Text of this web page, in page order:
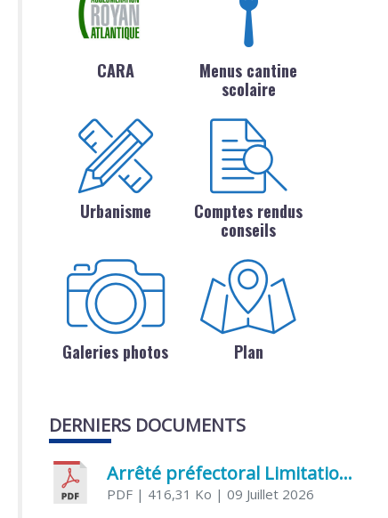
CARA
Menus cantine
scolaire
Urbanisme
Comptes rendus
conseils
Galeries photos Plan
DERNIERS DOCUMENTS
Arrêté préfectoral Limitation provisoire des usages de l’eau
PDF | 416,31 Ko | 09 Juillet 2026